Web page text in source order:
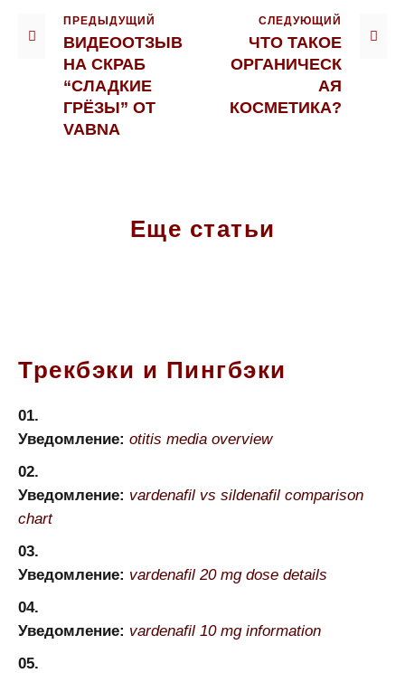
ПРЕДЫДУЩИЙ
ВИДЕООТЗЫВ
НА СКРАБ
“СЛАДКИЕ
ГРЁЗЫ” ОТ
VABNA
СЛЕДУЮЩИЙ
ЧТО ТАКОЕ
ОРГАНИЧЕСК
АЯ
КОСМЕТИКА?
Еще статьи
Трекбэки и Пингбэки
Уведомление: otitis media overview
Уведомление: vardenafil vs sildenafil comparison
chart
Уведомление: vardenafil 20 mg dose details
Уведомление: vardenafil 10 mg information